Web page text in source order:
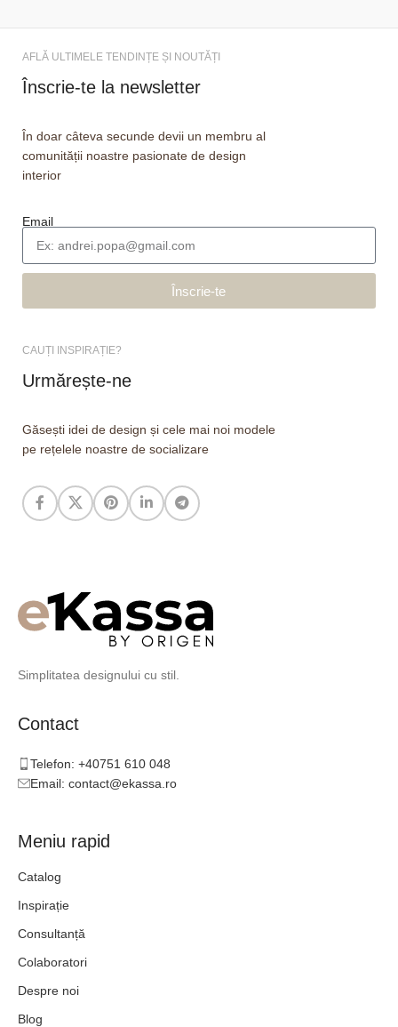
AFLĂ ULTIMELE TENDINȚE ȘI NOUTĂȚI
Înscrie-te la newsletter
În doar câteva secunde devii un membru al
comunității noastre pasionate de design
interior
Email
Înscrie-te
CAUȚI INSPIRAȚIE?
Urmărește-ne
Găsești idei de design și cele mai noi modele
pe rețelele noastre de socializare
Simplitatea designului cu stil.
Contact
Telefon: +40751 610 048
Email: contact@ekassa.ro
Meniu rapid
Catalog
Inspirație
Consultanță
Colaboratori
Despre noi
Blog